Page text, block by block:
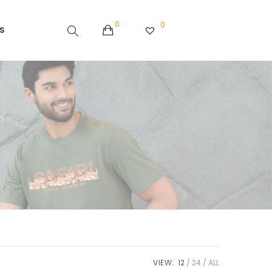
0
0
VIEW: 12 24 ALL